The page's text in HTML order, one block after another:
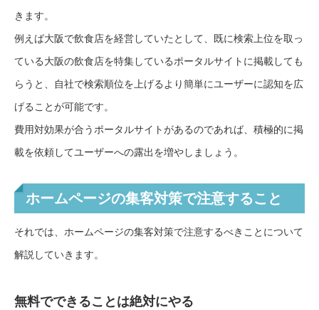
きます。
例えば大阪で飲食店を経営していたとして、既に検索上位を取っ
ている大阪の飲食店を特集しているポータルサイトに掲載しても
らうと、自社で検索順位を上げるより簡単にユーザーに認知を広
げることが可能です。
費用対効果が合うポータルサイトがあるのであれば、積極的に掲
載を依頼してユーザーへの露出を増やしましょう。
ホームページの集客対策で注意すること
それでは、ホームページの集客対策で注意するべきことについて
解説していきます。
無料でできることは絶対にやる